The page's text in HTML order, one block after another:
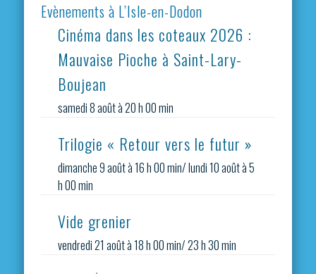
Evènements à L’Isle-en-Dodon
Cinéma dans les coteaux 2026 :
Mauvaise Pioche à Saint-Lary-
Boujean
samedi 8 août à 20 h 00 min
Trilogie « Retour vers le futur »
dimanche 9 août à 16 h 00 min/lundi 10 août à 5
h 00 min
Vide grenier
vendredi 21 août à 18 h 00 min/23 h 30 min